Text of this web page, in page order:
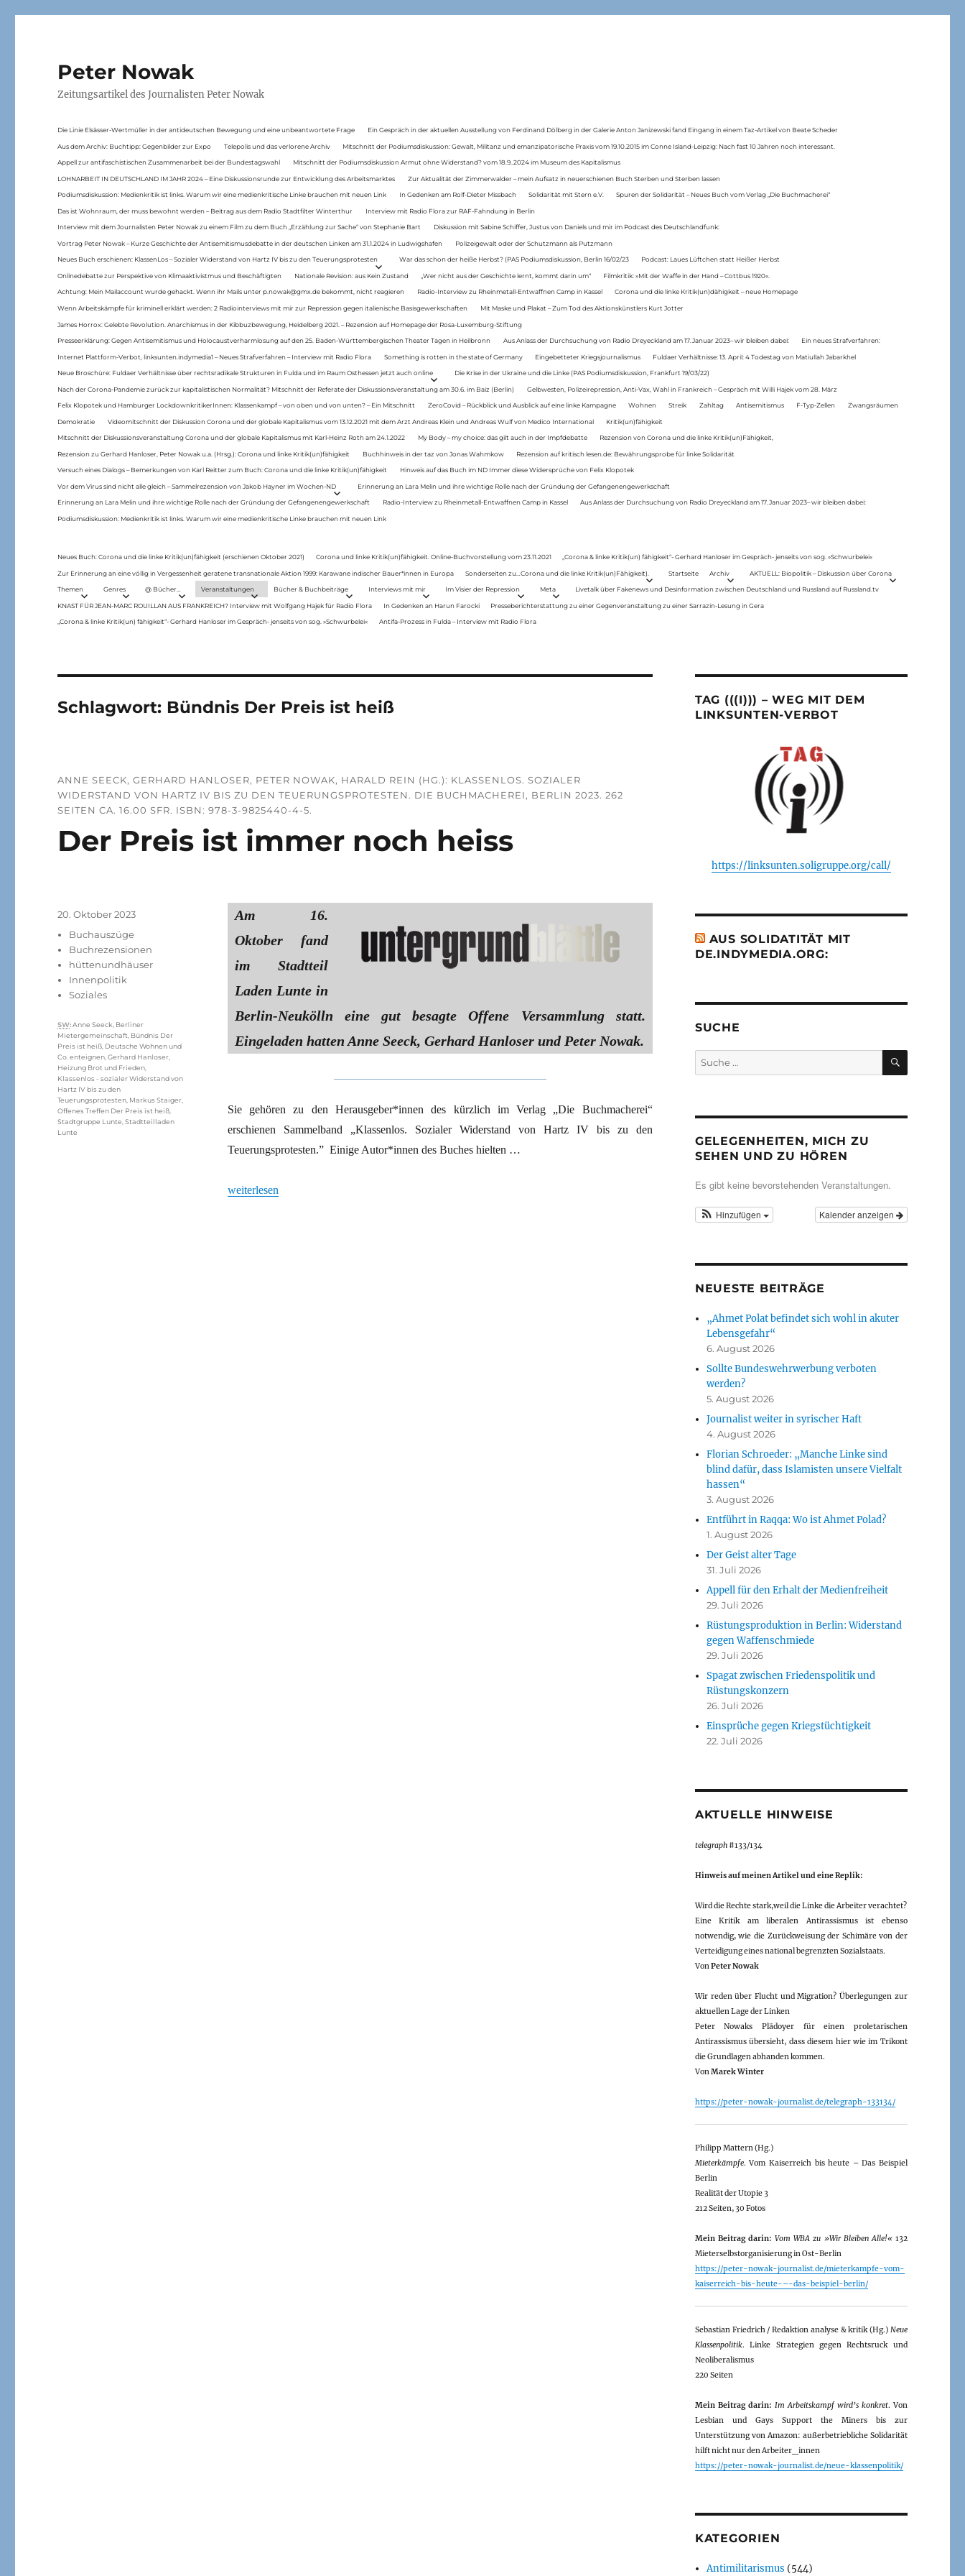
Peter Nowak
Zeitungsartikel des Journalisten Peter Nowak
Die Linie Elsässer-Wertmüller in der antideutschen Bewegung und eine unbeantwortete Frage Ein Gespräch in der aktuellen Ausstellung von Ferdinand Dölberg in der Galerie Anton Janizewski fand Eingang in einem Taz-Artikel von Beate Scheder
Aus dem Archiv: Buchtipp: Gegenbilder zur Expo Telepolis und das verlorene Archiv Mitschnitt der Podiumsdiskussion: Gewalt, Militanz und emanzipatorische Praxis vom 19.10.2015 im Conne Island-Leipzig: Nach fast 10 Jahren noch interessant.
Appell zur antifaschistischen Zusammenarbeit bei der Bundestagswahl Mitschnitt der Podiumsdiskussion Armut ohne Widerstand? vom 18.9..2024 im Museum des Kapitalismus
LOHNARBEIT IN DEUTSCHLAND IM JAHR 2024 – Eine Diskussionsrunde zur Entwicklung des Arbeitsmarktes Zur Aktualität der Zimmerwalder – mein Aufsatz in neuerschienen Buch Sterben und Sterben lassen
Podiumsdiskussion: Medienkritik ist links. Warum wir eine medienkritische Linke brauchen mit neuen Link In Gedenken am Rolf-Dieter Missbach Solidarität mit Stern e.V. Spuren der Solidarität – Neues Buch vom Verlag „Die Buchmacherei“
Das ist Wohnraum, der muss bewohnt werden – Beitrag aus dem Radio Stadtfilter Winterthur Interview mit Radio Flora zur RAF-Fahndung in Berlin
Interview mit dem Journalisten Peter Nowak zu einem Film zu dem Buch „Erzählung zur Sache“ von Stephanie Bart Diskussion mit Sabine Schiffer, Justus von Daniels und mir im Podcast des Deutschlandfunk:
Vortrag Peter Nowak – Kurze Geschichte der Antisemitismusdebatte in der deutschen Linken am 31.1.2024 in Ludwigshafen Polizeigewalt oder der Schutzmann als Putzmann
Neues Buch erschienen: KlassenLos – Sozialer Widerstand von Hartz IV bis zu den Teuerungsprotesten War das schon der heiße Herbst? (PAS Podiumsdiskussion, Berlin 16/02/23 Podcast: Laues Lüftchen statt Heißer Herbst
Onlinedebatte zur Perspektive von Klimaaktivistmus und Beschäftigten Nationale Revision: aus Kein Zustand „Wer nicht aus der Geschichte lernt, kommt darin um“ Filmkritik: »Mit der Waffe in der Hand – Cottbus 1920«.
Achtung: Mein Mailaccount wurde gehackt. Wenn ihr Mails unter p.nowak@gmx.de bekommt, nicht reagieren Radio-Interview zu Rheinmetall-Entwaffnen Camp in Kassel Corona und die linke Kritik(un)dähigkeit – neue Homepage
Wenn Arbeitskämpfe für kriminell erklärt werden: 2 Radiointerviews mit mir zur Repression gegen italienische Basisgewerkschaften Mit Maske und Plakat – Zum Tod des Aktionskünstlers Kurt Jotter
James Horrox: Gelebte Revolution. Anarchismus in der Kibbuzbewegung, Heidelberg 2021. – Rezension auf Homepage der Rosa-Luxemburg-Stiftung
Presseerklärung: Gegen Antisemitismus und Holocaustverharmlosung auf den 25. Baden-Württembergischen Theater Tagen in Heilbronn Aus Anlass der Durchsuchung von Radio Dreyeckland am 17.Januar 2023– wir bleiben dabei: Ein neues Strafverfahren:
Internet Plattform-Verbot, linksunten.indymedia1 – Neues Strafverfahren – Interview mit Radio Flora Something is rotten in the state of Germany Eingebetteter Kriegsjournalismus Fuldaer Verhältnisse: 13. April: 4 Todestag von Matiul­lah Jabarkhel
Neue Broschüre: Fuldaer Verhältnisse über rechtsradikale Strukturen in Fulda und im Raum Osthessen jetzt auch online Die Krise in der Ukraine und die Linke (PAS Podiumsdiskussion, Frankfurt 19/03/22)
Nach der Corona-Pandemie zurück zur kapitalistischen Normalität? Mitschnitt der Referate der Diskussionsveranstaltung am 30.6. im Baiz (Berlin) Gelbwesten, Polizeirepression, Anti-Vax, Wahl in Frankreich – Gespräch mit Willi Hajek vom 28. März
Felix Klopotek und Hamburger LockdownkritikerInnen: Klassenkampf – von oben und von unten? – Ein Mitschnitt ZeroCovid – Rückblick und Ausblick auf eine linke Kampagne Wohnen Streik Zahltag Antisemitismus F-Typ-Zellen Zwangsräumen
Demokratie Videomitschnitt der Diskussion Corona und der globale Kapitalismus vom 13.12.2021 mit dem Arzt Andreas Klein und Andreas Wulf von Medico International Kritik(un)fähigkeit
Mitschnitt der Diskussionsveranstaltung Corona und der globale Kapitalismus mit Karl-Heinz Roth am 24.1.2022 My Body – my choice: das gilt auch in der Impfdebatte Rezension von Corona und die linke Kritik(un)Fähigkeit,
Rezension zu Gerhard Hanloser, Peter Nowak u.a. (Hrsg.): Corona und linke Kritik(un)fähigkeit Buchhinweis in der taz von Jonas Wahmkow Rezension auf kritisch lesen.de: Bewährungsprobe für linke Solidarität
Versuch eines Dialogs – Bemerkungen von Karl Reitter zum Buch: Corona und die linke Kritik(un)fähigkeit Hinweis auf das Buch im ND Immer diese Widersprüche von Felix Klopotek
Vor dem Virus sind nicht alle gleich – Sammelrezension von Jakob Hayner im Wochen-ND Erinnerung an Lara Melin und ihre wichtige Rolle nach der Gründung der Gefangenengewerkschaft
Erinnerung an Lara Melin und ihre wichtige Rolle nach der Gründung der Gefangenengewerkschaft Radio-Interview zu Rheinmetall-Entwaffnen Camp in Kassel Aus Anlass der Durchsuchung von Radio Dreyeckland am 17.Januar 2023– wir bleiben dabei:
Podiumsdiskussion: Medienkritik ist links. Warum wir eine medienkritische Linke brauchen mit neuen Link
Neues Buch: Corona und die linke Kritik(un)fähigkeit (erschienen Oktober 2021) Corona und linke Kritik(un)fähigkeit. Online-Buchvorstellung vom 23.11.2021 „Corona & linke Kritik(un) fähigkeit“- Gerhard Hanloser im Gespräch- jenseits von sog. »Schwurbelei«
Zur Erinnerung an eine völlig in Vergessenheit geratene transnationale Aktion 1999: Karawane indischer Bauer*innen in Europa Sonderseiten zu…Corona und die linke Kritik(un)Fähigkeit). Startseite Archiv AKTUELL: Biopolitik – Diskussion über Corona
Themen Genres @ Bücher… Veranstaltungen Bücher & Buchbeiträge Interviews mit mir Im Visier der Repression Meta Livetalk über Fakenews und Desinformation zwischen Deutschland und Russland auf Russland.tv
KNAST FÜR JEAN-MARC ROUILLAN AUS FRANKREICH? Interview mit Wolfgang Hajek für Radio Flora In Gedenken an Harun Farocki Presseberichterstattung zu einer Gegenveranstaltung zu einer Sarrazin-Lesung in Gera
„Corona & linke Kritik(un) fähigkeit“- Gerhard Hanloser im Gespräch- jenseits von sog. »Schwurbelei« Antifa-Prozess in Fulda – Interview mit Radio Flora
Schlagwort: Bündnis Der Preis ist heiß
ANNE SEECK, GERHARD HANLOSER, PETER NOWAK, HARALD REIN (HG.): KLASSENLOS. SOZIALER
WIDERSTAND VON HARTZ IV BIS ZU DEN TEUERUNGSPROTESTEN. DIE BUCHMACHEREI, BERLIN 2023. 262
SEITEN CA. 16.00 SFR. ISBN: 978-3-9825440-4-5.
Der Preis ist immer noch heiss
Am 16.
Oktober fand
im Stadtteil
Laden Lunte in
Berlin-Neukölln eine gut besagte Offene Versammlung statt.
Eingeladen hatten Anne Seeck, Gerhard Hanloser und Peter Nowak.
Sie gehören zu den Herausgeber*innen des kürzlich im Verlag „Die Buchmacherei“
erschienen Sammelband „Klassenlos. Sozialer Widerstand von Hartz IV bis zu den
Teuerungsprotesten.” Einige Autor*innen des Buches hielten …
„Der Preis ist immer noch heiss“
weiterlesen
Veröffentlicht
20. Oktober 2023
Kategorien
Buchauszüge
Buchrezensionen
hüttenundhäuser
Innenpolitik
Soziales
Schlagwörter
SW:Anne Seeck Berliner
Mietergemeinschaft Bündnis Der
Preis ist heiß Deutsche Wohnen und
Co. enteignen ,Gerhard Hanloser
Heizung Brot und Frieden
Klassenlos - sozialer Widerstand von
Hartz IV bis zu den
Teuerungsprotesten Markus Staiger
Offenes Treffen Der Preis ist heiß
Stadtgruppe Lunte ,Stadtteilladen
Lunte
TAG (((I))) – WEG MIT DEM
LINKSUNTEN-VERBOT
https://linksunten.soligruppe.org/call/
AUS SOLIDATITÄT MIT
DE.INDYMEDIA.ORG:
SUCHE
Suche
nach:
SUCHEN
GELEGENHEITEN, MICH ZU
SEHEN UND ZU HÖREN
Es gibt keine bevorstehenden Veranstaltungen.
Kalender anzeigen
Hinzufügen
NEUESTE BEITRÄGE
„Ahmet Polat befindet sich wohl in akuter
Lebensgefahr“
6. August 2026
Sollte Bundeswehrwerbung verboten
werden?
5. August 2026
Journalist weiter in syrischer Haft
4. August 2026
Florian Schroeder: „Manche Linke sind
blind dafür, dass Islamisten unsere Vielfalt
hassen“
3. August 2026
Entführt in Raqqa: Wo ist Ahmet Polad?
1. August 2026
Der Geist alter Tage
31. Juli 2026
Appell für den Erhalt der Medienfreiheit
29. Juli 2026
Rüstungsproduktion in Berlin: Widerstand
gegen Waffenschmiede
29. Juli 2026
Spagat zwischen Friedenspolitik und
Rüstungskonzern
26. Juli 2026
Einsprüche gegen Kriegstüchtigkeit
22. Juli 2026
AKTUELLE HINWEISE
telegraph#133/134
Hinweis auf meinen Artikel und eine Replik:
Wird die Rechte stark,weil die Linke die Arbeiter verachtet?
Eine Kritik am liberalen Antirassismus ist ebenso
notwendig, wie die Zurückweisung der Schimäre von der
Verteidigung eines national begrenzten Sozialstaats.
VonPeter Nowak
Wir reden über Flucht und Migration? Überlegungen zur
aktuellen Lage der Linken
Peter Nowaks Plädoyer für einen proletarischen
Antirassismus übersieht, dass diesem hier wie im Trikont
die Grundlagen abhanden kommen.
VonMarek Winter
https://peter-nowak-journalist.de/telegraph-133134/
Philipp Mattern (Hg.)
Mieterkämpfe. Vom Kaiserreich bis heute – Das Beispiel
Berlin
Realität der Utopie 3
212 Seiten, 30 Fotos
Mein Beitrag darin: Vom WBA zu »Wir Bleiben Alle!«132
Mieterselbstorganisierung in Ost-Berlin
https://peter-nowak-journalist.de/mieterkampfe-vom-
kaiserreich-bis-heute-–-das-beispiel-berlin/
Sebastian Friedrich / Redaktion analyse & kritik (Hg.) Neue
Klassenpolitik. Linke Strategien gegen Rechtsruck und
Neoliberalismus
220 Seiten
Mein Beitrag darin: Im Arbeitskampf wird’s konkret. Von
Lesbian und Gays Support the Miners bis zur
Unterstützung von Amazon: außerbetriebliche Solidarität
hilft nicht nur den Arbeiter_innen
https://peter-nowak-journalist.de/neue-klassenpolitik/
KATEGORIEN
Antimilitarismus (544)